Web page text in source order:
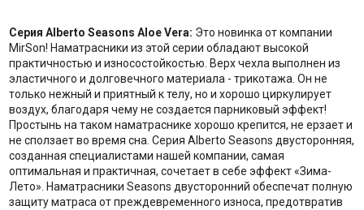
Серия Alberto Seasons Aloe Vera: Это новинка от компании
MirSon! Наматрасники из этой серии обладают высокой
практичностью и износостойкостью. Верх чехла выполнен из
эластичного и долговечного материала - трикотажа. Он не
только нежный и приятный к телу, но и хорошо циркулирует
воздух, благодаря чему не создается парниковый эффект!
Простынь на таком наматраснике хорошо крепится, не ерзает и
не сползает во время сна. Серия Alberto Seasons двусторонняя,
созданная специалистами нашей компании, самая
оптимальная и практичная, сочетает в себе эффект «Зима-
Лето». Наматрасники Seasons двусторонний обеспечат полную
защиту матраса от преждевременного износа, предотвратив